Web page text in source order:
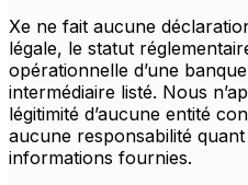
Xe ne fait aucune
légale, le statut
opérationnelle d’une
intermédiaire listé. Nous
légitimité d’aucune entité
aucune responsabilité
informations fournies.